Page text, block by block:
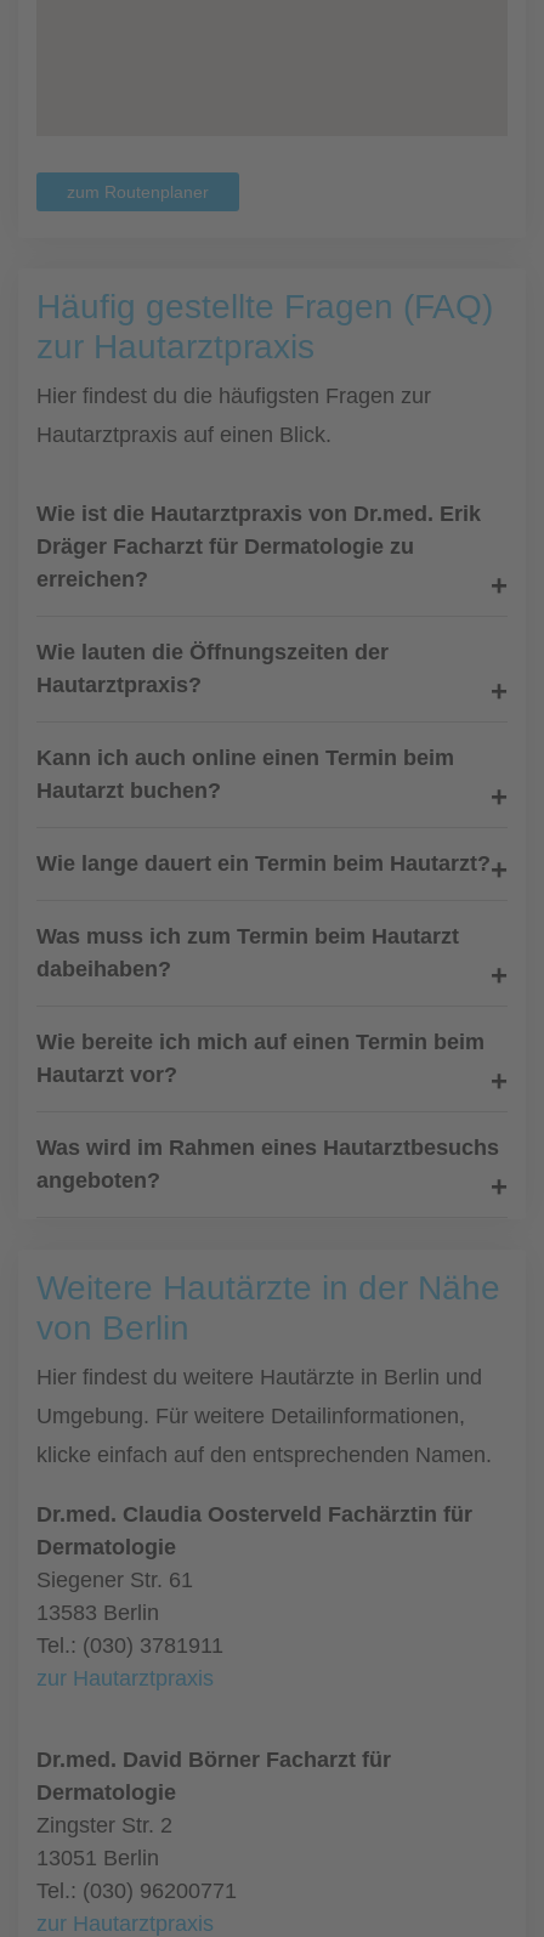
zum Routenplaner
Häufig gestellte Fragen (FAQ)
zur Hautarztpraxis
Hier findest du die häufigsten Fragen zur
Hautarztpraxis auf einen Blick.
Wie ist die Hautarztpraxis von Dr.med. Erik
Dräger Facharzt für Dermatologie zu
erreichen?
Wie lauten die Öffnungszeiten der
Hautarztpraxis?
Kann ich auch online einen Termin beim
Hautarzt buchen?
Wie lange dauert ein Termin beim Hautarzt?
Was muss ich zum Termin beim Hautarzt
dabeihaben?
Wie bereite ich mich auf einen Termin beim
Hautarzt vor?
Was wird im Rahmen eines Hautarztbesuchs
angeboten?
Weitere Hautärzte in der Nähe
von Berlin
Hier findest du weitere Hautärzte in Berlin und
Umgebung. Für weitere Detailinformationen,
klicke einfach auf den entsprechenden Namen.
Dr.med. Claudia Oosterveld Fachärztin für
Dermatologie
Siegener Str. 61
13583 Berlin
Tel.: (030) 3781911
zur Hautarztpraxis
Dr.med. David Börner Facharzt für
Dermatologie
Zingster Str. 2
13051 Berlin
Tel.: (030) 96200771
zur Hautarztpraxis